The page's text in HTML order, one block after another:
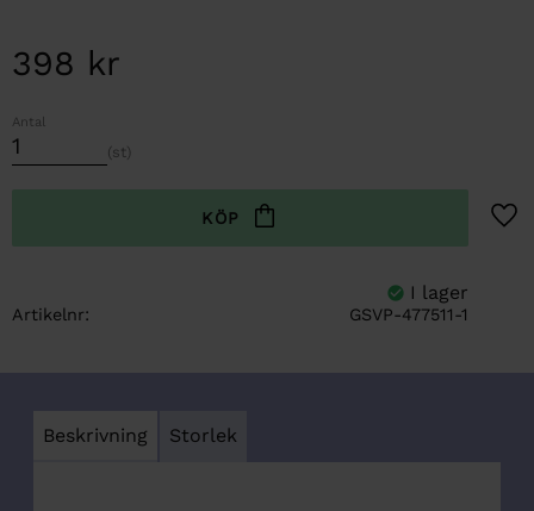
398 kr
Antal
st
Artikelnr GSVP-477511-1
Beskrivning Storlek